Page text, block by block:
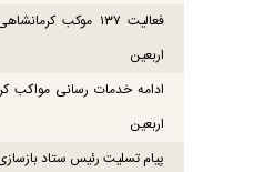
فعالیت ۱۳۷ موکب
اربعین
ادامه خدمات رسانی مواکب
اربعین
پیام تسلیت رئیس ستاد